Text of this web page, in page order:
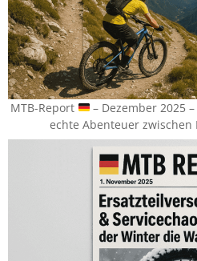
MTB-Report
– Dezember 2025
echte Abenteuer